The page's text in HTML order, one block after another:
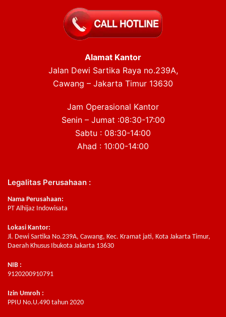
Alamat Kantor
Jalan Dewi Sartika Raya no.239A,
Cawang – Jakarta Timur 13630
Jam Operasional Kantor
Senin – Jumat :08:30-17:00
Sabtu : 08:30-14:00
Ahad : 10:00-14:00
Legalitas Perusahaan :
Nama Perusahaan:
PT Alhijaz Indowisata
Lokasi Kantor:
Jl. Dewi Sartika No.239A, Cawang, Kec. Kramat jati, Kota Jakarta Timur,
Daerah Khusus Ibukota Jakarta 13630
NIB :
9120200910791
Izin Umroh :
PPIU No.U.490 tahun 2020